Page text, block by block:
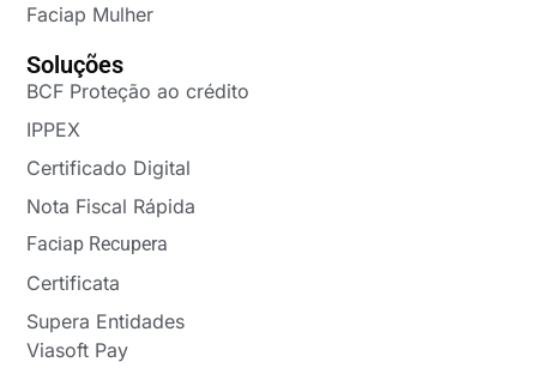
Faciap Mulher
Soluções
BCF Proteção ao crédito
IPPEX
Certificado Digital
Nota Fiscal Rápida
Faciap Recupera
Certificata
Supera Entidades
Viasoft Pay